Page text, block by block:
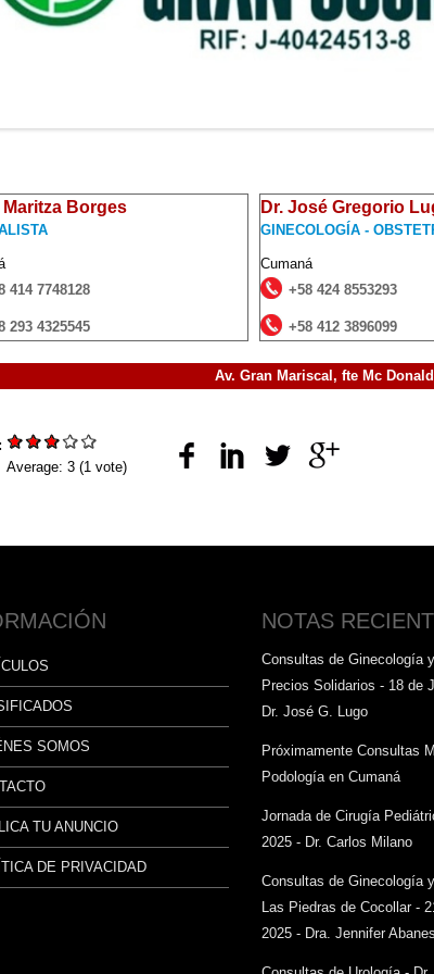
Maritza Borges
414 7748128
293 4325545
Dr. José Gregorio
GINECOLOGÍA -
Cumaná
+58 424 8553293
+58 412 3896099
Av. Gran Mariscal, fte Mc
Average: 3 (1 vote)
SOMOS
TU ANUNCIO
DE PRIVACIDAD
NOTAS
Consultas de Ginecología
Precios Solidarios - 18 de
Dr. José G. Lugo
Próximamente Consultas
Podología en Cumaná
Jornada de Cirugía
2025 - Dr. Carlos Milano
Consultas de Ginecología
Las Piedras de Cocollar -
2025 - Dra. Jennifer Abanes